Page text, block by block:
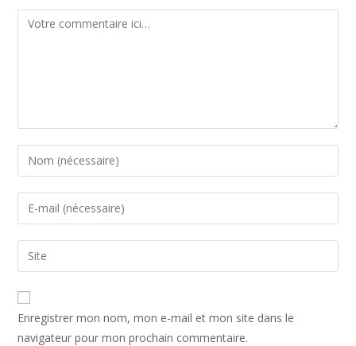
Comment
Enter
your
name
comment
Enter
your
email
address
comment
Enter
your
website
URL
(optional)
Enregistrer mon nom, mon e-mail et mon site dans le
navigateur pour mon prochain commentaire.